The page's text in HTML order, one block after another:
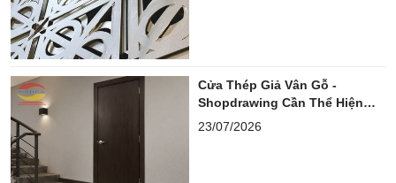
Cửa Thép Giả Vân Gỗ -
Shopdrawing Cần Thể Hiện
Những Gì?
23/07/2026